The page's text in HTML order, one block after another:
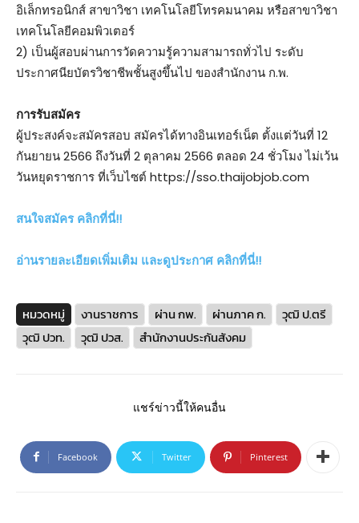
อิเล็กทรอนิกส์ สาขาวิชา เทคโนโลยีโทรคมนาคม หรือสาขาวิชา
เทคโนโลยีคอมพิวเตอร์
2) เป็นผู้สอบผ่านการวัดความรู้ความสามารถทั่วไป ระดับ
ประกาศนียบัตรวิชาชีพชั้นสูงขึ้นไป ของสำนักงาน ก.พ.
การรับสมัคร
ผู้ประสงค์จะสมัครสอบ สมัครได้ทางอินเทอร์เน็ต ตั้งแต่วันที่ 12
กันยายน 2566 ถึงวันที่ 2 ตุลาคม 2566 ตลอด 24 ชั่วโมง ไม่เว้น
วันหยุดราชการ ที่เว็บไซต์ https://sso.thaijobjob.com
สนใจสมัคร คลิกที่นี่!!
อ่านรายละเอียดเพิ่มเติม และดูประกาศ คลิกที่นี่!!
หมวดหมู่ งานราชการ ผ่าน กพ. ผ่านภาค ก.
วุฒิ ป.ตรี
วุฒิ ปวท.
วุฒิ ปวส. สำนักงานประกันสังคม
แชร์ข่าวนี้ให้คนอื่น
Facebook Twitter Pinterest